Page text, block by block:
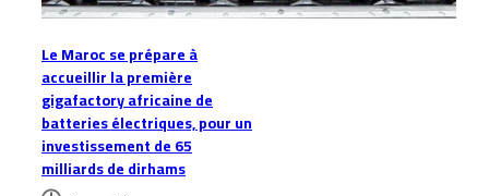
Le Maroc se prépare à
accueillir la première
gigafactory africaine de
batteries électriques, pour un
investissement de 65
milliards de dirhams